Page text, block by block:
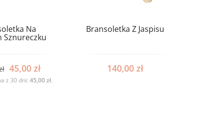
Na
Sznureczku
45,00 zł
z 30 dni: 45,00zł.
Bransoletka Z Jaspisu
140,00 zł